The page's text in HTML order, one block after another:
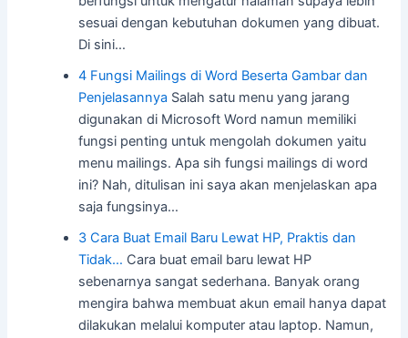
sesuai dengan kebutuhan dokumen yang dibuat.
Di sini…
4 Fungsi Mailings di Word Beserta Gambar dan
Penjelasannya Salah satu menu yang jarang
digunakan di Microsoft Word namun memiliki
fungsi penting untuk mengolah dokumen yaitu
menu mailings. Apa sih fungsi mailings di word
ini? Nah, ditulisan ini saya akan menjelaskan apa
saja fungsinya…
3 Cara Buat Email Baru Lewat HP, Praktis dan
Tidak… Cara buat email baru lewat HP
sebenarnya sangat sederhana. Banyak orang
mengira bahwa membuat akun email hanya dapat
dilakukan melalui komputer atau laptop. Namun,